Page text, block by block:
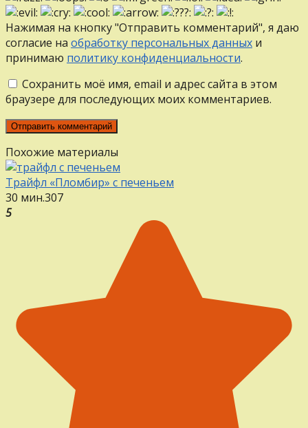
Нажимая на кнопку "Отправить комментарий", я даю
согласие на обработку персональных данных и
принимаю политику конфиденциальности.
Сохранить моё имя, email и адрес сайта в этом
браузере для последующих моих комментариев.
Похожие материалы
Трайфл «Пломбир» с печеньем
30 мин.307
5